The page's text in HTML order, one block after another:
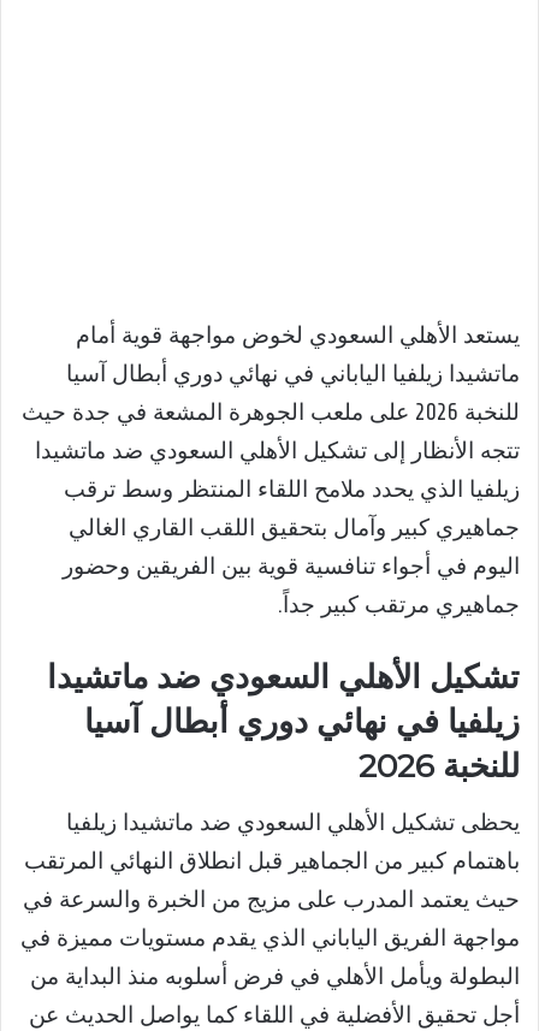
يستعد الأهلي السعودي لخوض مواجهة قوية أمام
ماتشيدا زيلفيا الياباني في نهائي دوري أبطال آسيا
للنخبة 2026 على ملعب الجوهرة المشعة في جدة حيث
تتجه الأنظار إلى تشكيل الأهلي السعودي ضد ماتشيدا
زيلفيا الذي يحدد ملامح اللقاء المنتظر وسط ترقب
جماهيري كبير وآمال بتحقيق اللقب القاري الغالي
اليوم في أجواء تنافسية قوية بين الفريقين وحضور
جماهيري مرتقب كبير جداً.
تشكيل الأهلي السعودي ضد ماتشيدا
زيلفيا في نهائي دوري أبطال آسيا
للنخبة 2026
يحظى تشكيل الأهلي السعودي ضد ماتشيدا زيلفيا
باهتمام كبير من الجماهير قبل انطلاق النهائي المرتقب
حيث يعتمد المدرب على مزيج من الخبرة والسرعة في
مواجهة الفريق الياباني الذي يقدم مستويات مميزة في
البطولة ويأمل الأهلي في فرض أسلوبه منذ البداية من
أجل تحقيق الأفضلية في اللقاء كما يواصل الحديث عن